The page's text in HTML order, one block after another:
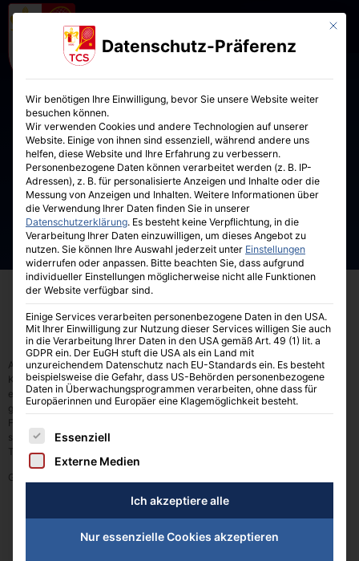
Am vergangenen Wochenende nahmen TC Schießgraben Kinder am
Kleinfeldturnier-Mannschaft in Krumbach teil. Der Wettbewerb bestand aus
einer Laufstaffel, 2 Einzeln und einem Doppel. Leonard und Ben waren an 1
gesetzt und haben sich im Viertelfinale und Halbfinale durchgesetzt. Im
Finale ging es dann gegen die an 2 gesetzten Nördlinger. Es wurde zu einer
sehr spannender Partie, die Leonard und Ben letztendlich im Match-
Tiebreak für sich entscheiden konnten.
Glückwunsch den beiden zu diesem tollen Teamerfolg!
Mit
Datenschutz-Präferenz
Wir benötigen Ihre Einwilligung, bevor Sie unsere Website weiter
besuchen können.
Wir verwenden Cookies und andere Technologien auf unserer
Website. Einige von ihnen sind essenziell, während andere uns
helfen, diese Website und Ihre Erfahrung zu verbessern.
Personenbezogene Daten können verarbeitet werden (z. B. IP-
Adressen), z. B. für personalisierte Anzeigen und Inhalte oder die
Messung von Anzeigen und Inhalten. Weitere Informationen über
die Verwendung Ihrer Daten finden Sie in unserer
Datenschutzerklärung. Es besteht keine Verpflichtung, in die
Verarbeitung Ihrer Daten einzuwilligen, um dieses Angebot zu
nutzen. Sie können Ihre Auswahl jederzeit unter Einstellungen
widerrufen oder anpassen. Bitte beachten Sie, dass aufgrund
individueller Einstellungen möglicherweise nicht alle Funktionen
der Website verfügbar sind.
Einige Services verarbeiten personenbezogene Daten in den USA.
Mit Ihrer Einwilligung zur Nutzung dieser Services willigen Sie auch
in die Verarbeitung Ihrer Daten in den USA gemäß Art. 49 (1) lit. a
GDPR ein. Der EuGH stuft die USA als ein Land mit
unzureichendem Datenschutz nach EU-Standards ein. Es besteht
beispielsweise die Gefahr, dass US-Behörden personenbezogene
Daten in Überwachungsprogrammen verarbeiten, ohne dass für
Europäerinnen und Europäer eine Klagemöglichkeit besteht.
Es folgt eine Liste der Service-Gruppen, für die eine Einwilligung erteilt
Essenziell
Externe Medien
Ich akzeptiere alle
Nur essenzielle Cookies akzeptieren